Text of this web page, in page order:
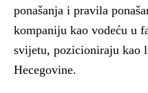
ponašanja i pravila
kompaniju kao vodeću u
svijetu, pozicioniraju kao
Hecegovine.